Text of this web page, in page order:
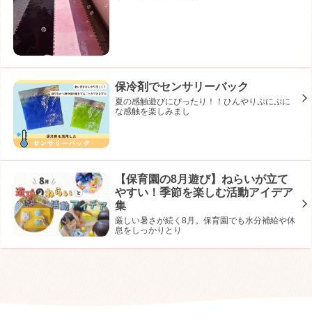
保冷剤でセンサリーバック
夏の感触遊びにぴったり！！ひんやりぷにぷに
な感触を楽しみまし
【保育園の8月遊び】ねらいが立て
やすい！季節を楽しむ活動アイデア
集
厳しい暑さが続く8月。保育園でも水分補給や休
息をしっかりとり